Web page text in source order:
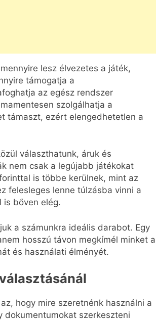
lesz élvezetes a játék,
támogatja a
az egész rendszer
szolgálhatja a
támaszt, ezért elengedhetetlen a
választhatunk, áruk és
nem csak a legújabb játékokat
is többe kerülnek, mint az
felesleges lenne túlzásba vinni a
is bőven elég.
a számunkra ideális darabot. Egy
hosszú távon megkímél minket a
és használati élményét.
hogy mire szeretnénk használni a
dokumentumokat szerkeszteni